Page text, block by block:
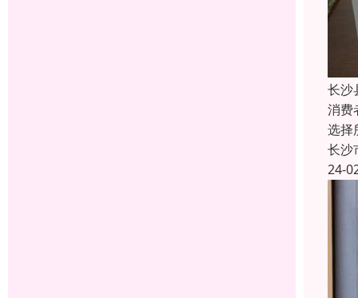
长沙
消费
选择
长沙
24-